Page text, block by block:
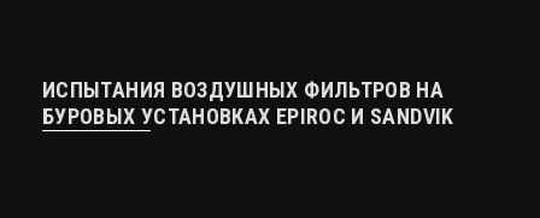
ИСПЫТАНИЯ ВОЗДУШНЫХ ФИЛЬТРОВ НА
БУРОВЫХ УСТАНОВКАХ EPIROC И SANDVIK